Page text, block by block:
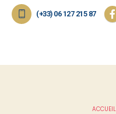
(+33) 06 127 215 87
ACCUEIL